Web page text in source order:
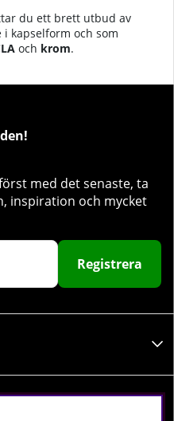
du ett brett utbud av
i kapselform och som
och krom.
med det senaste, ta
inspiration och mycket
Registrera